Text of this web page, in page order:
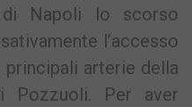
di Napoli lo scorso
l’accesso
arterie della
Per aver